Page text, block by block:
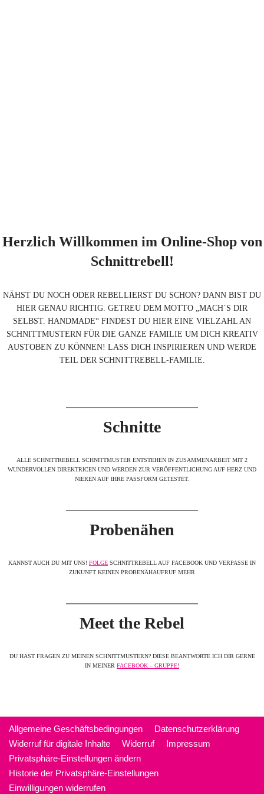
Herzlich Willkommen im Online-Shop von
Schnittrebell!
NÄHST DU NOCH ODER REBELLIERST DU SCHON? DANN BIST DU
HIER GENAU RICHTIG. GETREU DEM MOTTO „MACH´S DIR
SELBST. HANDMADE“ FINDEST DU HIER EINE VIELZAHL AN
SCHNITTMUSTERN FÜR DIE GANZE FAMILIE UM DICH KREATIV
AUSTOBEN ZU KÖNNEN! LASS DICH INSPIRIEREN UND WERDE
TEIL DER SCHNITTREBELL-FAMILIE.
Schnitte
ALLE SCHNITTREBELL SCHNITTMUSTER ENTSTEHEN IN ZUSAMMENARBEIT MIT 2
WUNDERVOLLEN DIREKTRICEN UND WERDEN ZUR VERÖFFENTLICHUNG AUF HERZ UND
NIEREN AUF IHRE PASSFORM GETESTET.
Probenähen
KANNST AUCH DU MIT UNS! FOLGE SCHNITTREBELL AUF FACEBOOK UND VERPASSE IN
ZUKUNFT KEINEN PROBENÄHAUFRUF MEHR
Meet the Rebel
DU HAST FRAGEN ZU MEINEN SCHNITTMUSTERN? DIESE BEANTWORTE ICH DIR GERNE
IN MEINER FACEBOOK – GRUPPE!
Allgemeine Geschäftsbedingungen
Datenschutzerklärung
Widerruf für digitale Inhalte
Widerruf
Impressum
Privatsphäre-Einstellungen ändern
Historie der Privatsphäre-Einstellungen
Einwilligungen widerrufen